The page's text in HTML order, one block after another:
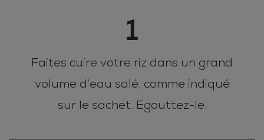
1
Faites cuire votre riz dans un grand
volume d’eau salé, comme indiqué
sur le sachet. Egouttez-le.